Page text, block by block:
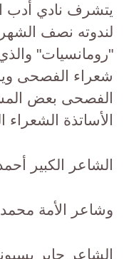
يتشرف نادي أدب
لندوته نصف
"رومانسيات"
شعراء الفصحى
الفصحى بعض
الأساتذة الشعراء
الشاعر الكبير
وشاعر الأمة
الشاعر جابر